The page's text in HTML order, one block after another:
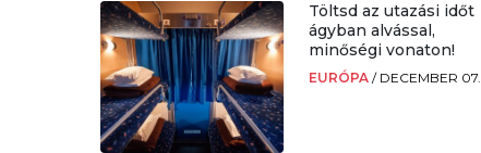
Töltsd az utazási időt
ágyban alvással,
minőségi vonaton!
EURÓPA/ DECEMBER 07.